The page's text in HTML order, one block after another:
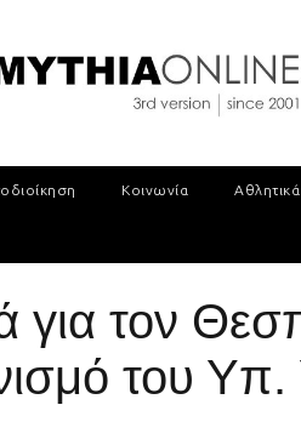
Κοινωνία Αθλητικά
για τον
του Υπ.